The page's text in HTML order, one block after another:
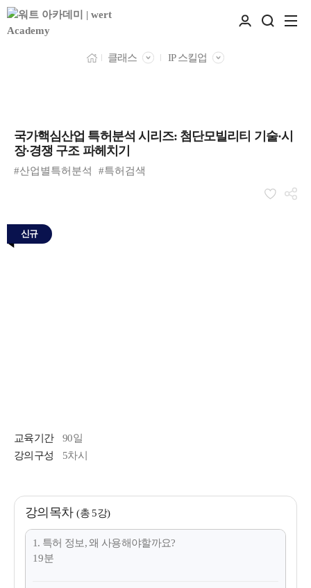
클래스 IP 스킬업
국가핵심산업 특허분석 시리즈: 첨단모빌리티 기술·시
장·경쟁 구조 파헤치기
#산업별특허분석 #특허검색
신규
교육기간
90일
강의구성
5차시
강의목차 (총 5강)
1. 특허 정보, 왜 사용해야할까요?
19분